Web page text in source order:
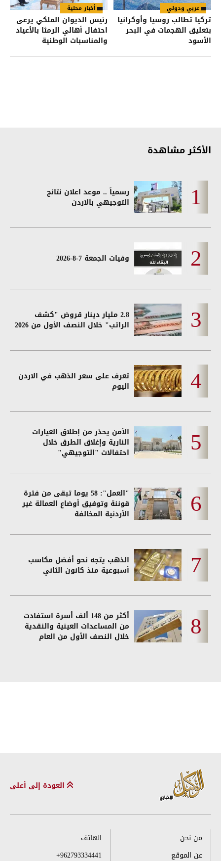
عربي ودولي
تركيا تطالب روسيا وأوكرانيا
بتعليق الهجمات في البحر
الأسود
أخبار محلية
رئيس الديوان الملكي يرعى
احتفال أهالي الرمثا بالأعياد
والمناسبات الوطنية
الأكثر مشاهدة
رسمياً .. موعد اعلان نتائج
التوجيهي بالاردن
وفيات الجمعة 7-8-2026
2.8 مليار دينار قروض "كشف
الراتب" خلال النصف الأول من 2026
تعرف على سعر الذهب في الاردن
اليوم
الأمن يحذر من إطلاق العيارات
النارية وإغلاق الطرق خلال
احتفالات "التوجيهي"
"العمل": 58 يوما تبقى من فترة
قوننة وتوفيق أوضاع العمالة غير
الأردنية المخالفة
الذهب يتجه نحو أفضل مكاسب
أسبوعية منذ كانون الثاني
أكثر من 148 ألف أسرة استفادت
من المساعدات العينية والنقدية
خلال النصف الأول من العام
العودة إلى أعلى
من نحن
عن الموقع
الهاتف
+962793334441